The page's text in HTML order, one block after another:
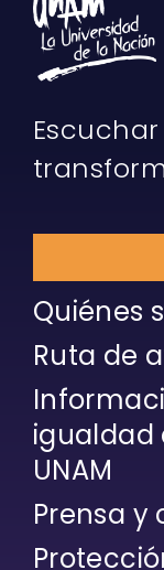
Quiénes
Ruta de
igualdad
UNAM
Prensa